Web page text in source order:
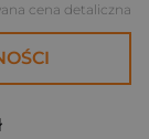
cena detaliczna